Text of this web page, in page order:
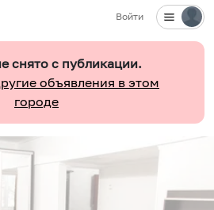
Войти
снято с публикации.
объявления в этом
городе